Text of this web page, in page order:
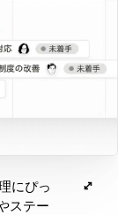
にぴっ
ステー